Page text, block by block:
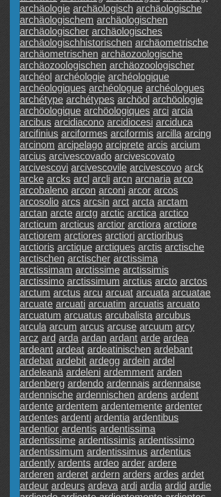
archäologie archäologisch archäologische
archäologischem archäologischen
archäologischer archäologisches
archäologischhistorischen archäometrische
archäometrischen archäozoologische
archäozoologischen archäozoologischer
archéol archéologie archéologique
archéologiques archéologue archéologues
archétype archétypes archöol archöologie
archöologique archöologiques arci arcia
arcibus arcidiacono arcidiocesi arciduca
arcifinius arciformes arciformis arcilla arcing
arcinom arcipelago arciprete arcis arcium
arcius arcivescovado arcivescovato
arcivescovi arcivescovile arcivescovo arck
arcke arcks arcl arcli arcn arcnaria arco
arcobaleno arcon arconi arcor arcos
arcosolio arcs arcsin arct arcta arctam
arctan arcte arctg arctic arctica arctico
arcticum arcticus arctior arctiora arctiore
arctiorem arctiores arctiori arctioribus
arctioris arctique arctiques arctis arctische
arctischen arctischer arctissima
arctissimam arctissime arctissimis
arctissimo arctissimum arctius arcto arctos
arctum arctus arcu arcuat arcuata arcuatae
arcuate arcuati arcuatim arcuatis arcuato
arcuatum arcuatus arcubalista arcubus
arcula arcum arcus arcuse arcuum arcy
arcz ard arda ardan ardant arde ardea
ardeant ardeat ardeatinischen ardebant
ardebat ardebit ardegg ardein ardel
ardeleanä ardeleni ardemment arden
ardenberg ardendo ardennais ardennaise
ardennische ardennischen ardens ardent
ardente ardentem ardentemente ardenter
ardentes ardenti ardentia ardentibus
ardentior ardentis ardentissima
ardentissime ardentissimis ardentissimo
ardentissimum ardentissimus ardentius
ardently ardents ardeo arder ardere
arderen arderet ardern arders ardes ardet
ardeur ardeurs ardeva ardi ardia ardid ardie